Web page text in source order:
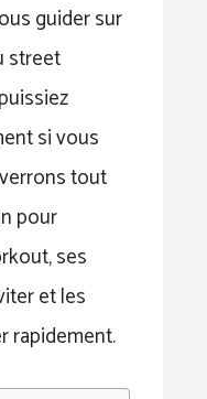
guider sur
street
si vous
tout
pour
ses
et les
rapidement.